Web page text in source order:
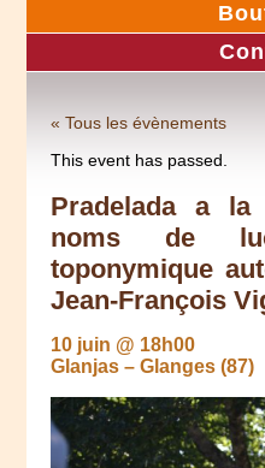
« Tous les évènements
This event has passed.
Pradelada a la
noms de
toponymique
Jean-François
10 juin @ 18h00
Glanjas – Glanges (87)